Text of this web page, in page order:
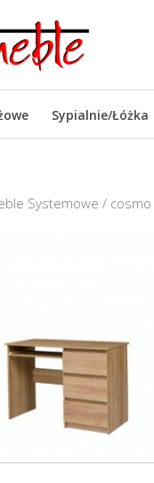
Sypialnie/Łóżka
Systemowe / cosmo